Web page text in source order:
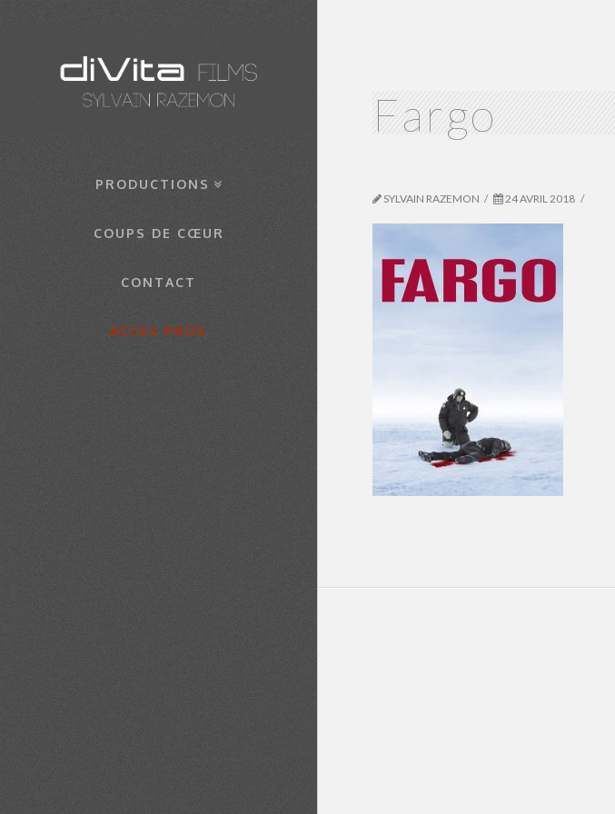
PRODUCTIONS
COUPS DE CŒUR
CONTACT
ACCES PROS
Fargo
SYLVAIN RAZEMON 24 AVRIL 2018